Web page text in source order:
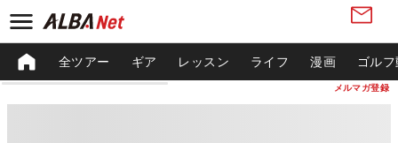
メルマガ登録
全ツアー ギア レッスン ライフ 漫画 ゴル